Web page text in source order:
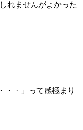
れませんがよかった
・・」って感極まり